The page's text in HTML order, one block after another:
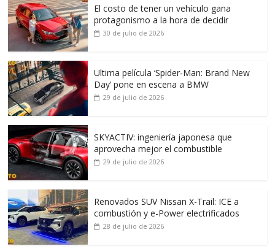
El costo de tener un vehículo gana
protagonismo a la hora de decidir
30 de julio de 2026
Ultima película ‘Spider‑Man: Brand New
Day’ pone en escena a BMW
29 de julio de 2026
SKYACTIV: ingeniería japonesa que
aprovecha mejor el combustible
29 de julio de 2026
Renovados SUV Nissan X-Trail: ICE a
combustión y e-Power electrificados
28 de julio de 2026